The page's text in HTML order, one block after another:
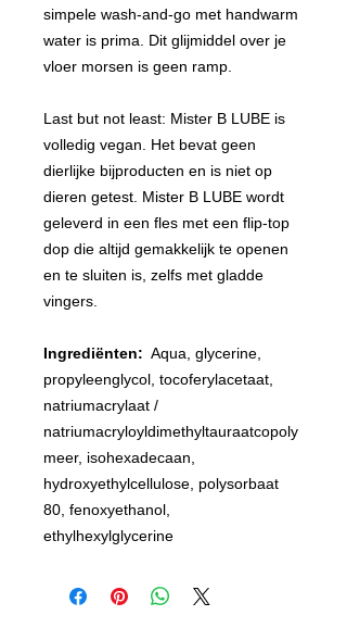
simpele wash-and-go met handwarm
water is prima. Dit glijmiddel over je
vloer morsen is geen ramp.
Last but not least: Mister B LUBE is
volledig vegan. Het bevat geen
dierlijke bijproducten en is niet op
dieren getest. Mister B LUBE wordt
geleverd in een fles met een flip-top
dop die altijd gemakkelijk te openen
en te sluiten is, zelfs met gladde
vingers.
Ingrediënten: Aqua, glycerine,
propyleenglycol, tocoferylacetaat,
natriumacrylaat /
natriumacryloyldimethyltauraatcopoly
meer, isohexadecaan,
hydroxyethylcellulose, polysorbaat
80, fenoxyethanol,
ethylhexylglycerine